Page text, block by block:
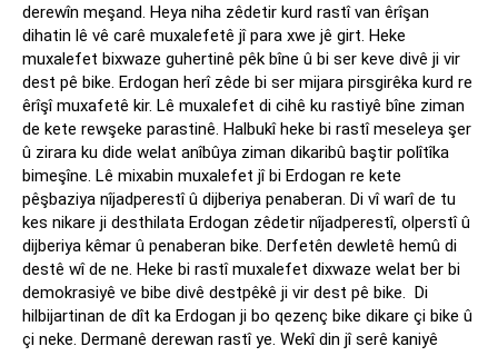
derewîn meşand. Heya niha zêdetir kurd rastî van êrîşan
dihatin lê vê carê muxalefetê jî para xwe jê girt. Heke
muxalefet bixwaze guhertinê pêk bîne û bi ser keve divê ji vir
dest pê bike. Erdogan herî zêde bi ser mijara pirsgirêka kurd re
êrîşî muxafetê kir. Lê muxalefet di cihê ku rastiyê bîne ziman
de kete rewşeke parastinê. Halbukî heke bi rastî meseleya şer
û zirara ku dide welat anîbûya ziman dikaribû baştir polîtîka
bimeşîne. Lê mixabin muxalefet jî bi Erdogan re kete
pêşbaziya nîjadperestî û dijberiya penaberan. Di vî warî de tu
kes nikare ji desthilata Erdogan zêdetir nîjadperestî, olperstî û
dijberiya kêmar û penaberan bike. Derfetên dewletê hemû di
destê wî de ne. Heke bi rastî muxalefet dixwaze welat ber bi
demokrasiyê ve bibe divê destpêkê ji vir dest pê bike. Di
hilbijartinan de dît ka Erdogan ji bo qezenç bike dikare çi bike û
çi neke. Dermanê derewan rastî ye. Wekî din jî serê kaniyê